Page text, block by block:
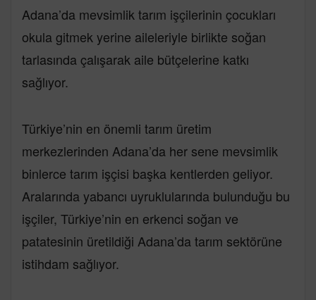
Adana’da mevsimlik tarım işçilerinin çocukları
okula gitmek yerine aileleriyle birlikte soğan
tarlasında çalışarak aile bütçelerine katkı
sağlıyor.
Türkiye’nin en önemli tarım üretim
merkezlerinden Adana’da her sene mevsimlik
binlerce tarım işçisi başka kentlerden geliyor.
Aralarında yabancı uyruklularında bulunduğu bu
işçiler, Türkiye’nin en erkenci soğan ve
patatesinin üretildiği Adana’da tarım sektörüne
istihdam sağlıyor.